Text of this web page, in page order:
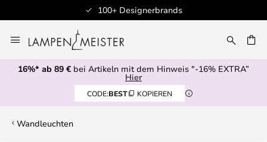
100+ Designerbrands
Inhalt
springen
16%* ab 89 € bei Artikeln mit dem Hinweis "-16% EXTRA”
Hier
CODE:BEST KOPIEREN
Wandleuchten